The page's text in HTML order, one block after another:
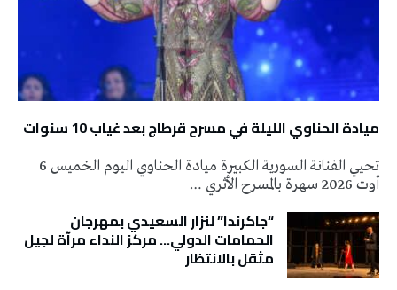
ميادة الحناوي الليلة في مسرح قرطاج بعد غياب 10 سنوات
تحيي الفنانة السورية الكبيرة ميادة الحناوي اليوم الخميس 6
أوت 2026 سهرة بالمسرح الأثري …
“جاكرندا” لنزار السعيدي بمهرجان
الحمامات الدولي… مركز النداء مرآة لجيل
مثقل بالانتظار